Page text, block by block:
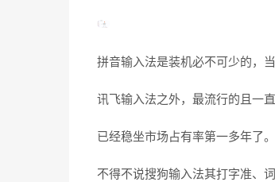
拼音输入法是装机必不可少的，
讯飞输入法之外，最流行的且一
已经稳坐市场占有率第一多年了。
不得不说搜狗输入法其打字准、